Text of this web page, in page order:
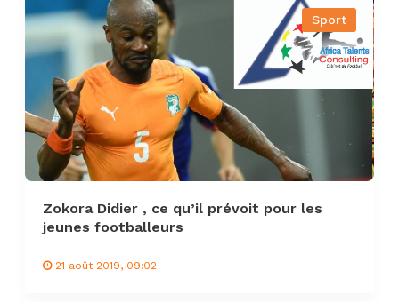
Sport
Zokora Didier , ce qu’il prévoit pour les
jeunes footballeurs
21 août 2019, 09:02